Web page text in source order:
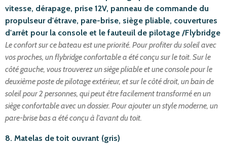
vitesse, dérapage, prise 12V, panneau de commande du
propulseur d'étrave, pare-brise, siège pliable, couvertures
d'arrêt pour la console et le fauteuil de pilotage /Flybridge
Le confort sur ce bateau est une priorité. Pour profiter du soleil avec
vos proches, un flybridge confortable a été conçu sur le toit. Sur le
côté gauche, vous trouverez un siège pliable et une console pour le
deuxième poste de pilotage extérieur, et sur le côté droit, un bain de
soleil pour 2 personnes, qui peut être facilement transformé en un
siège confortable avec un dossier. Pour ajouter un style moderne, un
pare-brise bas a été conçu à l'avant du toit.
8. Matelas de toit ouvrant (gris)